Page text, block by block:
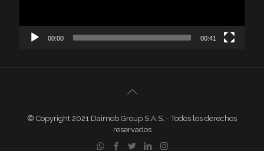
00:00 00:41
© Copyright 2021 Daimob Group S.A.S. - Todos los derechos
reservados